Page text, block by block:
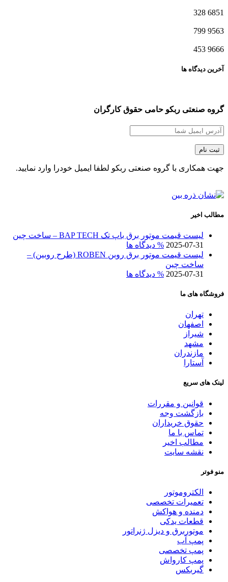
6851
328
9563
799
9666
453
آخرین دیدگاه ها
گروه صنعتی ربکو حامی حقوق کارگران
جهت همکاری با گروه صنعتی ربکو لطفا ایمیل خودرا وارد نمایید.
مطالب اخیر
لیست قیمت موتور برق باپ تک BAP TECH – ساخت چین
2025-07-31 % دیدگاه ها
لیست قیمت موتور برق روبن ROBEN (طرح روبین) –
ساخت چین
2025-07-31 % دیدگاه ها
فروشگاه های ما
تهران
اصفهان
شیراز
مشهد
مازندران
آستارا
لینک های سریع
قوانین و مقررات
بازگشت وجه
حقوق خریداران
تماس با ما
مطالب اخیر
نقشه سایت
منو فوتر
الکتروموتور
تعمیرات تخصصی
دمنده و هواکش
قطعات یدکی
موتوربرق و دیزل ژنراتور
پمپ آب
پمپ تخصصی
پمپ کارواش
گیربکس